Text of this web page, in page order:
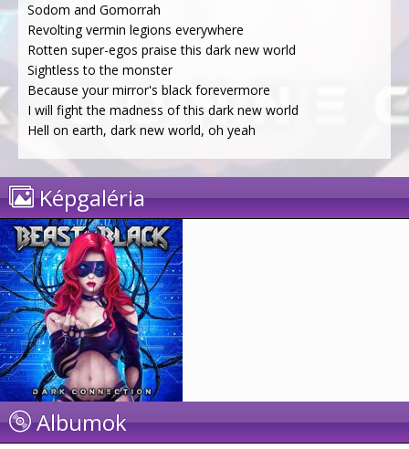
Sodom and Gomorrah
Revolting vermin legions everywhere
Rotten super-egos praise this dark new world
Sightless to the monster
Because your mirror's black forevermore
I will fight the madness of this dark new world
Hell on earth, dark new world, oh yeah
Képgaléria
Albumok